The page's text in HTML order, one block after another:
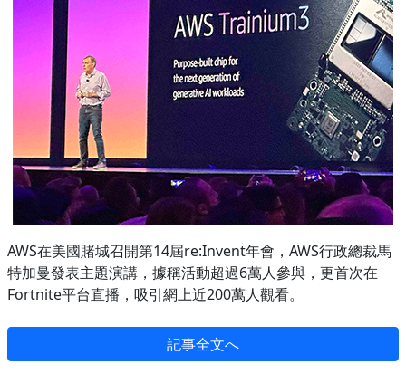
AWS在美國賭城召開第14屆re:Invent年會，AWS行政總裁馬
特加曼發表主題演講，據稱活動超過6萬人參與，更首次在
Fortnite平台直播，吸引網上近200萬人觀看。
記事全文へ